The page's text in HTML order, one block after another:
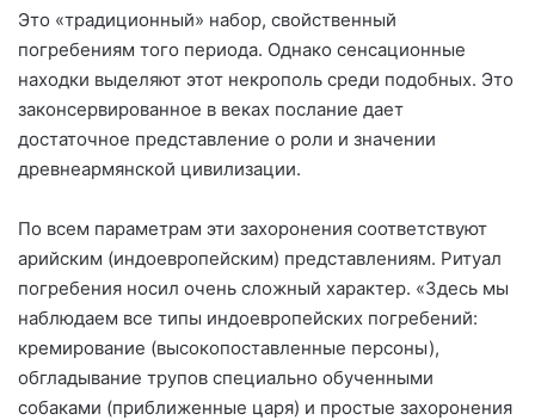
Это «традиционный» набор, свойственный
погребениям того периода. Однако сенсационные
находки выделяют этот некрополь среди подобных. Это
законсервированное в веках послание дает
достаточное представление о роли и значении
древнеармянской цивилизации.
По всем параметрам эти захоронения соответствуют
арийским (индоевропейским) представлениям. Ритуал
погребения носил очень сложный характер. «Здесь мы
наблюдаем все типы индоевропейских погребений:
кремирование (высокопоставленные персоны),
обгладывание трупов специально обученными
собаками (приближенные царя) и простые захоронения